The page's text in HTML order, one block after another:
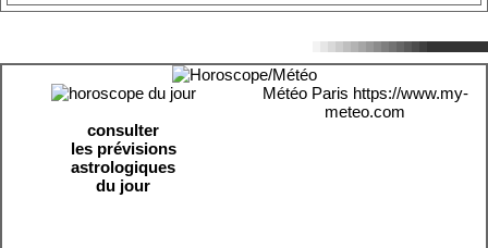
consulter
les prévisions
astrologiques
du jour
Météo Paris https://www.my-
meteo.com